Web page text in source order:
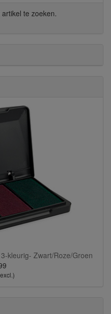
te zoeken.
kleurig- Zwart/Roze/Groen